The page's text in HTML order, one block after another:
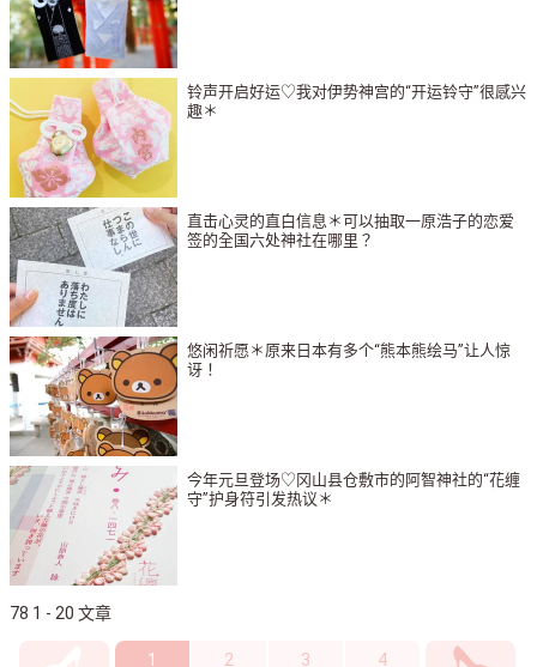
铃声开启好运♡我对伊势神宫的“开运铃守”很感兴
趣＊
直击心灵的直白信息＊可以抽取一原浩子的恋爱
签的全国六处神社在哪里？
悠闲祈愿＊原来日本有多个“熊本熊绘马”让人惊
讶！
今年元旦登场♡冈山县仓敷市的阿智神社的“花缠
守”护身符引发热议＊
78 1 - 20 文章
1 2 3 4